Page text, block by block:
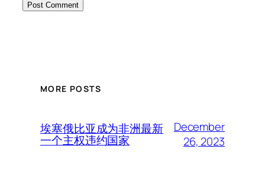
MORE POSTS
埃塞俄比亚成为非洲最新
一个主权违约国家
December
26, 2023